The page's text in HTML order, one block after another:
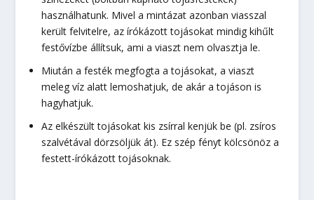
használhatunk. Mivel a mintázat azonban viasszal
került felvitelre, az írókázott tojásokat mindig kihűlt
festővízbe állítsuk, ami a viaszt nem olvasztja le.
Miután a festék megfogta a tojásokat, a viaszt
meleg víz alatt lemoshatjuk, de akár a tojáson is
hagyhatjuk.
Az elkészült tojásokat kis zsírral kenjük be (pl. zsíros
szalvétával dörzsöljük át). Ez szép fényt kölcsönöz a
festett-írókázott tojásoknak.